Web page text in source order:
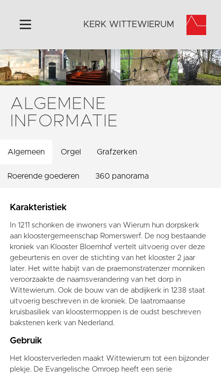
Home
Algemeen
Historie
Omgeving
Activiteiten
Vaktaal
KERK WITTEWIERUM
ALGEMENE
INFORMATIE
Algemeen Orgel Grafzerken
Roerende goederen 360 panorama
Karakteristiek
In 1211 schonken de inwoners van Wierum hun dorpskerk
aan kloostergemeenschap Romerswerf. De nog bestaande
kroniek van Klooster Bloemhof vertelt uitvoerig over deze
gebeurtenis en over de stichting van het klooster 2 jaar
later. Het witte habijt van de praemonstratenzer monniken
veroorzaakte de naamsverandering van het dorp in
Wittewierum. Ook de bouw van de abdijkerk in 1238 staat
uitvoerig beschreven in de kroniek. De laatromaanse
kruisbasiliek van kloostermoppen is de oudst beschreven
bakstenen kerk van Nederland.
Gebruik
Het kloosterverleden maakt Wittewierum tot een bijzonder
plekje. De Evangelische Omroep heeft een serie